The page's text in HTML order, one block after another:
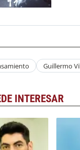
Guillermo
INTERESAR